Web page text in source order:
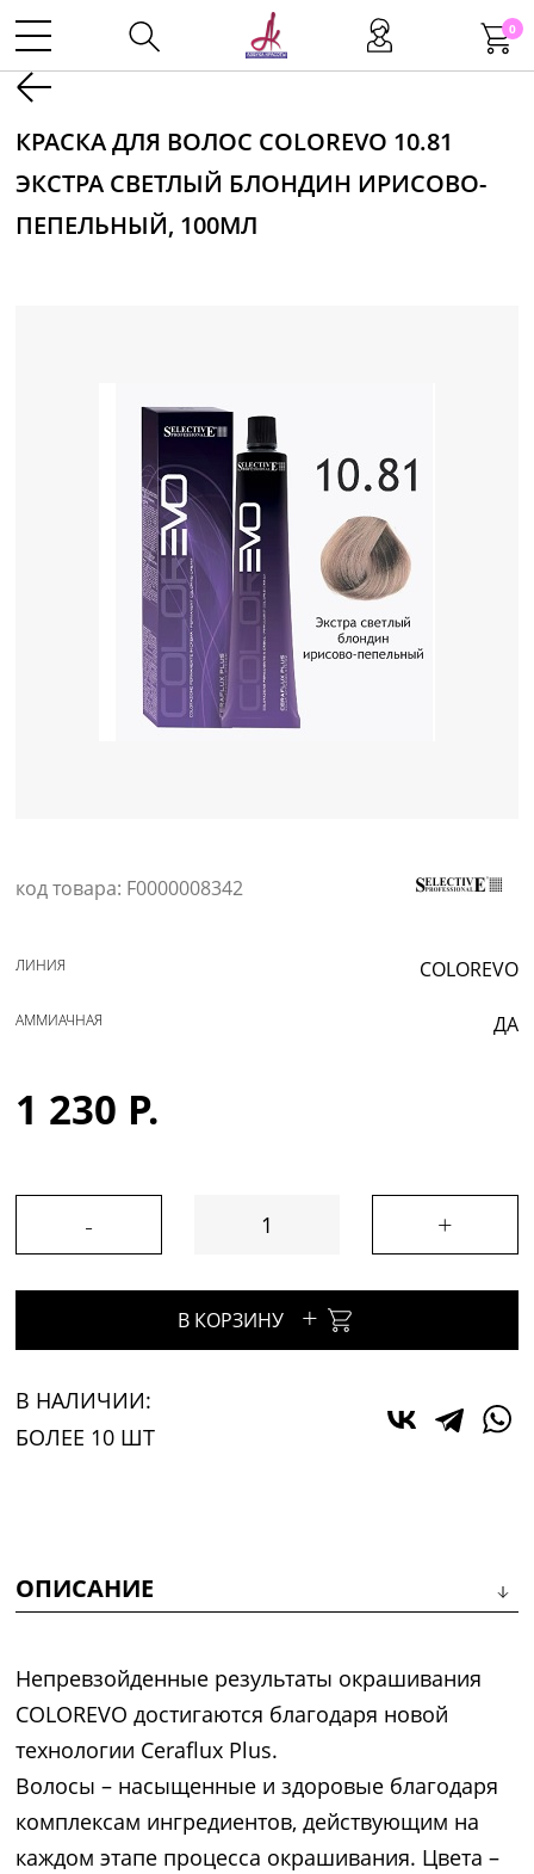
0
Инструменты
Маникюр
Одноразовая продукция
Уход за кожей
КРАСКА ДЛЯ ВОЛОС COLOREVO 10.81
ЭКСТРА СВЕТЛЫЙ БЛОНДИН ИРИСОВО-
ПЕПЕЛЬНЫЙ, 100МЛ
код товара: F0000008342
COLOREVO
ЛИНИЯ
ДА
АММИАЧНАЯ
1 230 Р.
- +
В КОРЗИНУ +
В НАЛИЧИИ:
БОЛЕЕ 10 ШТ
ОПИСАНИЕ
Непревзойденные результаты окрашивания
COLOREVO достигаются благодаря новой
технологии Ceraflux Plus.
Волосы – насыщенные и здоровые благодаря
комплексам ингредиентов, действующим на
каждом этапе процесса окрашивания. Цвета –